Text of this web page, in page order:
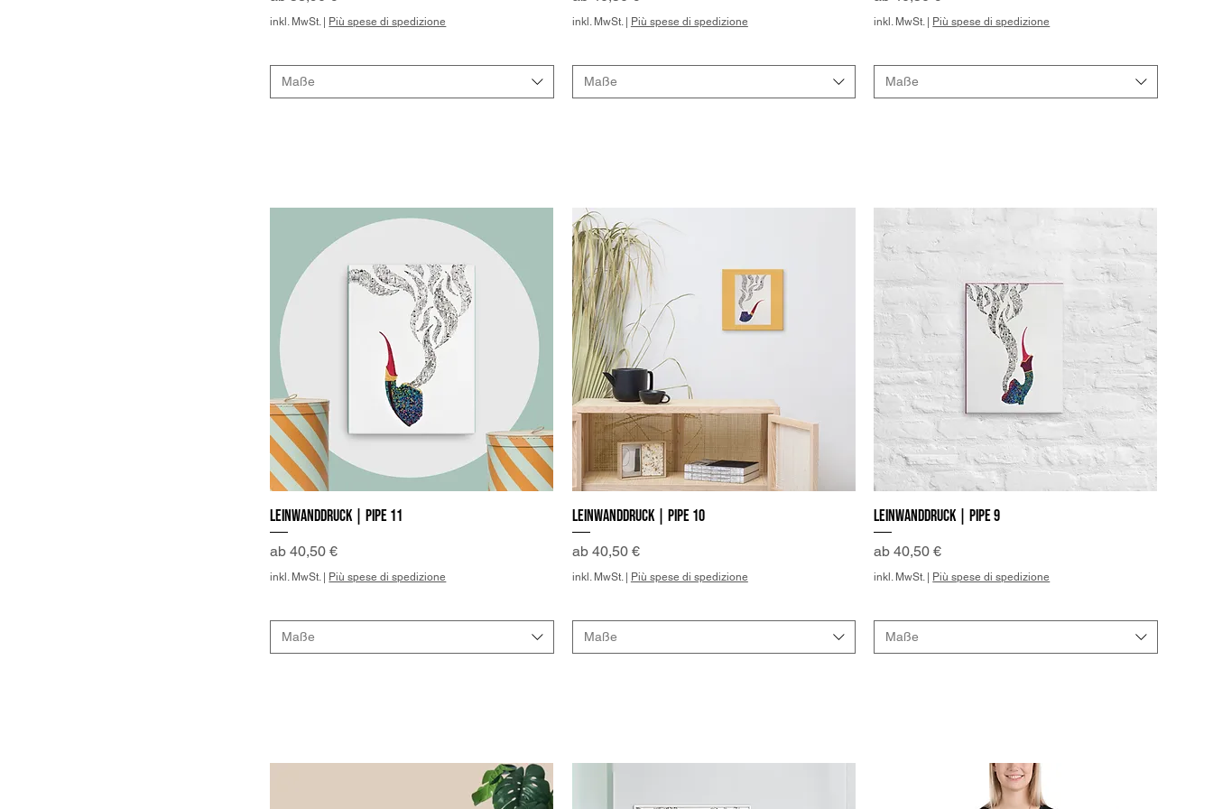
inkl. MwSt.| Più spese di spedizione
Maße
inkl. MwSt.| Più spese di spedizione
Maße
inkl. MwSt.| Più spese di spedizione
Maße
Schnellansicht
Leinwanddruck | Pipe 11
ab40,50 €
Sale-Preis
inkl. MwSt. | Più spese di spedizione
Maße
Schnellansicht
Leinwanddruck | Pipe 10
ab 40,50 €
Sale-Preis
inkl. MwSt. | Più spese di spedizione
Maße
Schnellansicht
Leinwanddruck | Pipe 9
ab40,50 €
Sale-Preis
inkl. MwSt. | Più spese di spedizione
Maße